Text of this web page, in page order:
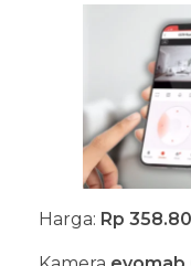
Harga: Rp